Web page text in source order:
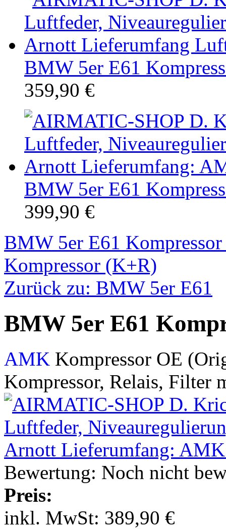
BMW 5er E61
359,90 €
BMW 5er E61
399,90 €
BMW 5er E61
Kompressor (K+R)
Zurück zu: BMW 5er E61
BMW 5er E61
AMK Kompressor OE
Kompressor, Relais, Filter
Bewertung: Noch nicht
Preis:
inkl. MwSt: 389,90 €